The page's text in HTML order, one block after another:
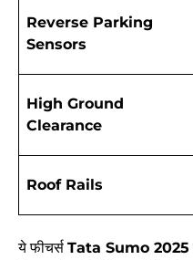
Reverse Parking
Sensors
High Ground
Clearance
Roof Rails
ये फीचर्स Tata Sumo 2025